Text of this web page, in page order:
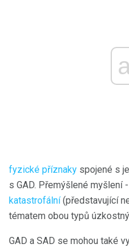
fyzické příznaky spojené s
s GAD. Přemýšlené myšlení
katastrofální(představující
tématem obou typů
GAD a SAD se mohou také